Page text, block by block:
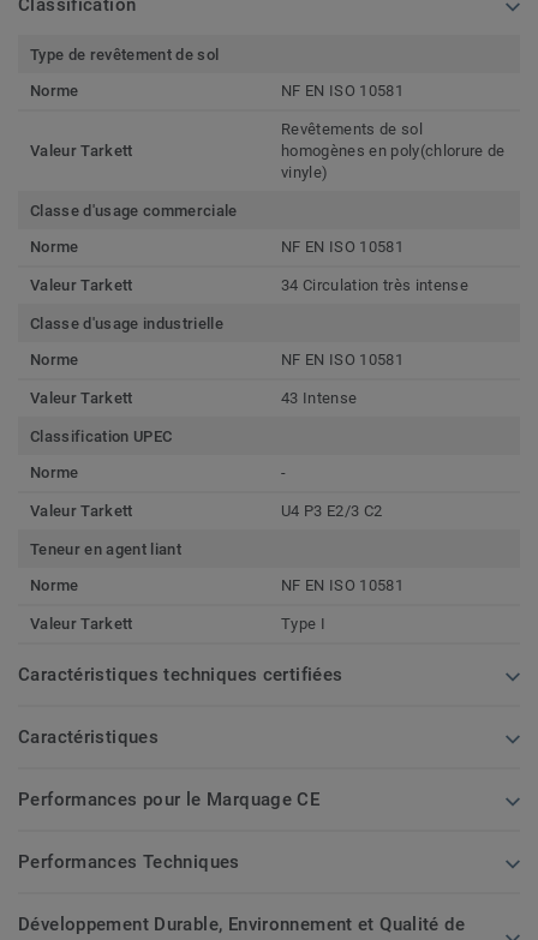
Classification
Type de revêtement de sol
Norme
NF EN ISO 10581
Valeur Tarkett
Revêtements de sol
homogènes en poly(chlorure de
vinyle)
Classe d'usage commerciale
Norme
NF EN ISO 10581
Valeur Tarkett 34 Circulation très intense
Classe d'usage industrielle
Norme
NF EN ISO 10581
Valeur Tarkett 43 Intense
Classification UPEC
Norme
-
Valeur Tarkett U4 P3 E2/3 C2
Teneur en agent liant
Norme
NF EN ISO 10581
Valeur Tarkett Type I
Caractéristiques techniques certifiées
Caractéristiques
Performances pour le Marquage CE
Performances Techniques
Développement Durable, Environnement et Qualité de